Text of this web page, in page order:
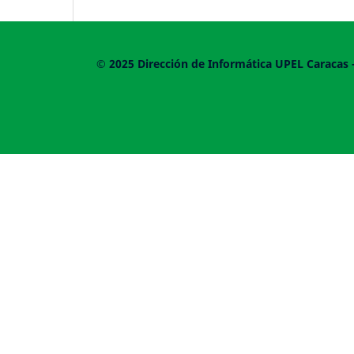
© 2025 Dirección de Informática UPEL Caracas